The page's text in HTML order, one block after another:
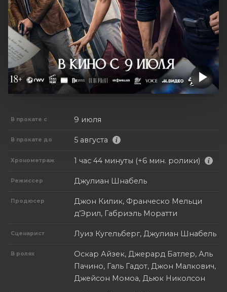
В прокате с 9 июля
В прокате до 5 августа
Хронометраж 1 час 44 минуты (+6 мин. ролики)
Режиссер Джулиан Шнабель
Продюсер
Джон Килик, Франческо Мельци
д’Эрил, Габриэль Моратти
Сценарист Луиз Кугельберг, Джулиан Шнабель
В ролях
Оскар Айзек, Джерард Батлер, Аль
Пачино, Галь Гадот, Джон Малкович,
Джейсон Момоа, Дьюк Николсон